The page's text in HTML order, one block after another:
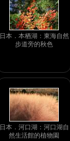
日本．本栖湖：東海自然
步道旁的秋色
日本．河口湖：河口湖自
然生活館的植物園